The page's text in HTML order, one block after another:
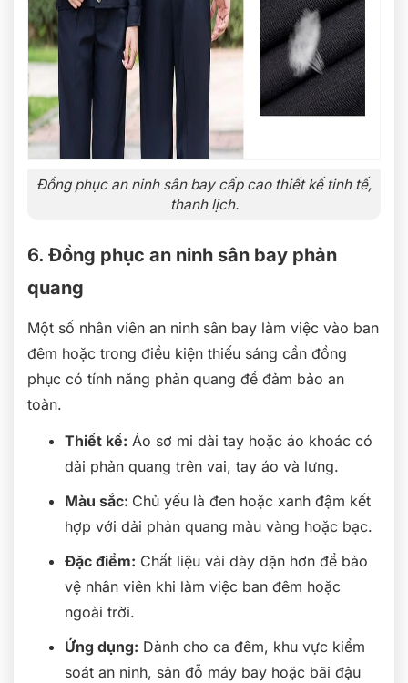
Đồng phục an ninh sân bay cấp cao thiết kế tinh tế,
thanh lịch.
6. Đồng phục an ninh sân bay phản
quang
Một số nhân viên an ninh sân bay làm việc vào ban
đêm hoặc trong điều kiện thiếu sáng cần đồng
phục có tính năng phản quang để đảm bảo an
toàn.
Thiết kế: Áo sơ mi dài tay hoặc áo khoác có
dải phản quang trên vai, tay áo và lưng.
Màu sắc: Chủ yếu là đen hoặc xanh đậm kết
hợp với dải phản quang màu vàng hoặc bạc.
Đặc điểm: Chất liệu vải dày dặn hơn để bảo
vệ nhân viên khi làm việc ban đêm hoặc
ngoài trời.
Ứng dụng: Dành cho ca đêm, khu vực kiểm
soát an ninh, sân đỗ máy bay hoặc bãi đậu